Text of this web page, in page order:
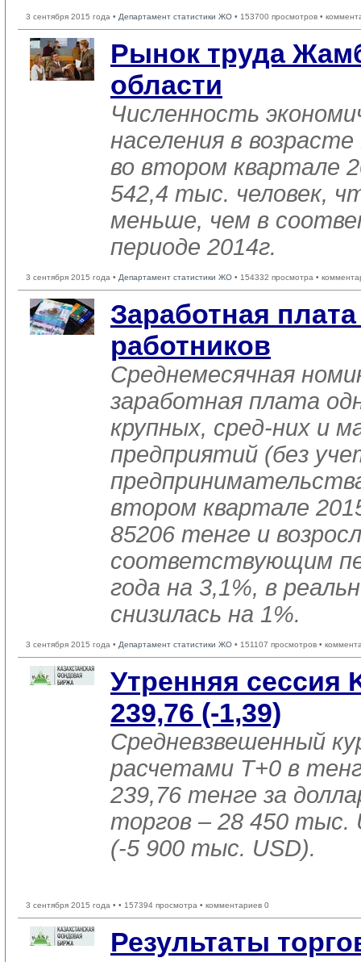
3 сентября 2015 года • Департамент статистики ЖО • 153700 просмотров •
Рынок труда
области
Численность
населения в
во втором квартале
542,4 тыс. человек,
меньше, чем в
периоде 2014г.
3 сентября 2015 года • Департамент статистики ЖО • 154332 просмотра •
Заработная
работников
Среднемесячная
заработная плата
крупных, сред-них и
предприятий (без
втором квартале
85206 тенге и
соответствующим
года на 3,1%, в
снизилась на 1%.
3 сентября 2015 года • Департамент статистики ЖО • 151107 просмотров •
Утренняя сессия
239,76 (-1,39)
Средневзвешенный
расчетами T+0 в
239,76 тенге за
торгов – 28 450 тыс.
(-5 900 тыс. USD).
3 сентября 2015 года • • 157394 просмотра • комментариев 0
Результаты